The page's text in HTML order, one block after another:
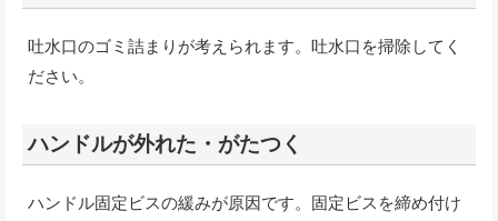
吐水口のゴミ詰まりが考えられます。吐水口を掃除してく
ださい。
ハンドルが外れた・がたつく
ハンドル固定ビスの緩みが原因です。固定ビスを締め付け